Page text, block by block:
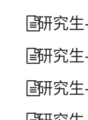
研究生
研究生
研究生